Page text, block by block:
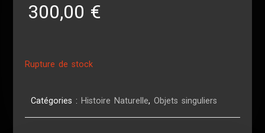
300,00 €
Rupture de stock
Catégories : Histoire Naturelle,Objets singuliers